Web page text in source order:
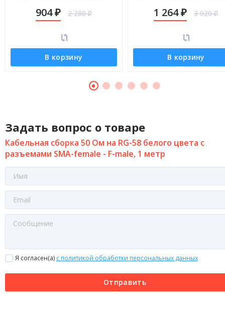
904 ₽ 2 280₽
В корзину
1 264₽ 3 020₽
В корзину
Задать вопрос о товаре
Кабельная сборка 50 Ом на RG-58 белого цвета с
разъемами SMA-female - F-male, 1 метр
Я согласен(a) с политикой обработки персональных данных
Отправить